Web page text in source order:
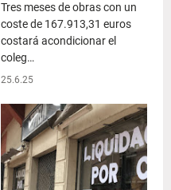
Tres meses de obras con un
coste de 167.913,31 euros
costará acondicionar el
coleg…
25.6.25